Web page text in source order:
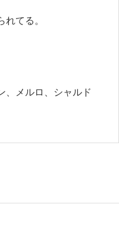
てる。
、メルロ、シャルド